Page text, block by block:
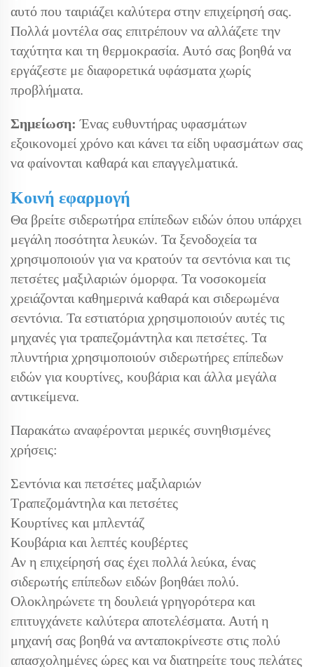
αυτό που ταιριάζει καλύτερα στην επιχείρησή σας.
Πολλά μοντέλα σας επιτρέπουν να αλλάζετε την
ταχύτητα και τη θερμοκρασία. Αυτό σας βοηθά να
εργάζεστε με διαφορετικά υφάσματα χωρίς
προβλήματα.
Σημείωση:Ένας ευθυντήρας υφασμάτων
εξοικονομεί χρόνο και κάνει τα είδη υφασμάτων σας
να φαίνονται καθαρά και επαγγελματικά.
Κοινή εφαρμογή
Θα βρείτε σιδερωτήρα επίπεδων ειδών όπου υπάρχει
μεγάλη ποσότητα λευκών. Τα ξενοδοχεία τα
χρησιμοποιούν για να κρατούν τα σεντόνια και τις
πετσέτες μαξιλαριών όμορφα. Τα νοσοκομεία
χρειάζονται καθημερινά καθαρά και σιδερωμένα
σεντόνια. Τα εστιατόρια χρησιμοποιούν αυτές τις
μηχανές για τραπεζομάντηλα και πετσέτες. Τα
πλυντήρια χρησιμοποιούν σιδερωτήρες επίπεδων
ειδών για κουρτίνες, κουβάρια και άλλα μεγάλα
αντικείμενα.
Παρακάτω αναφέρονται μερικές συνηθισμένες
χρήσεις:
Σεντόνια και πετσέτες μαξιλαριών
Τραπεζομάντηλα και πετσέτες
Κουρτίνες και μπλεντάζ
Κουβάρια και λεπτές κουβέρτες
Αν η επιχείρησή σας έχει πολλά λεύκα, ένας
σιδερωτής επίπεδων ειδών βοηθάει πολύ.
Ολοκληρώνετε τη δουλειά γρηγορότερα και
επιτυγχάνετε καλύτερα αποτελέσματα. Αυτή η
μηχανή σας βοηθά να ανταποκρίνεστε στις πολύ
απασχολημένες ώρες και να διατηρείτε τους πελάτες